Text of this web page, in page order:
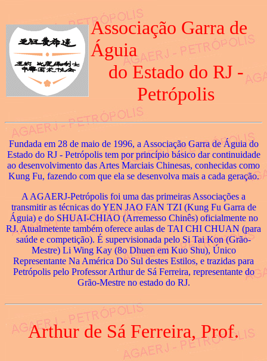
Associação Garra de
Águia
do Estado do RJ -
Petrópolis
Fundada em 28 de maio de 1996, a Associação Garra de Águia do
Estado do RJ - Petrópolis tem por princípio básico dar continuidade
ao desenvolvimento das Artes Marciais Chinesas, conhecidas como
Kung Fu, fazendo com que ela se desenvolva mais a cada geração.
A AGAERJ-Petrópolis foi uma das primeiras Associações a
transmitir as técnicas do YEN JAO FAN TZI (Kung Fu Garra de
Águia) e do SHUAI-CHIAO (Arremesso Chinês) oficialmente no
RJ. Atualmetente também oferece aulas de TAI CHI CHUAN (para
saúde e competição). É supervisionada pelo Si Tai Kon (Grão-
Mestre) Li Wing Kay (8o Dhuen em Kuo Shu), Único
Representante Na América Do Sul destes Estilos, e trazidas para
Petrópolis pelo Professor Arthur de Sá Ferreira, representante do
Grão-Mestre no estado do RJ.
Arthur de Sá Ferreira, Prof.